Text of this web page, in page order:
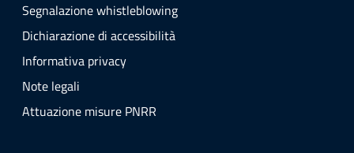
Segnalazione whistleblowing
Dichiarazione di accessibilità
Informativa privacy
Note legali
Attuazione misure PNRR